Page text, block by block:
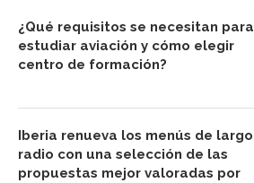
¿Qué requisitos se necesitan para
estudiar aviación y cómo elegir
centro de formación?
Iberia renueva los menús de largo
radio con una selección de las
propuestas mejor valoradas por